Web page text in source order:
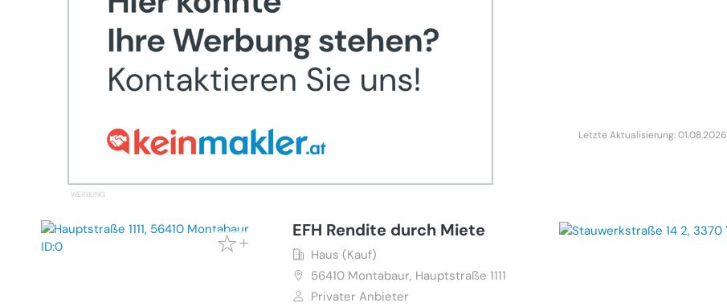
Letzte Aktualisierung: 01.08.2026
EFH Rendite durch Miete
Haus (Kauf)
56410 Montabaur, Hauptstraße 1111
Privater Anbieter